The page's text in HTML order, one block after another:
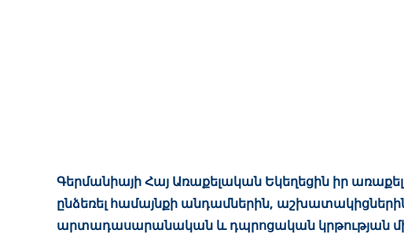
Գերմանիայի Հայ Առաքելական Եկեղեցին իր
ընձեռել համայնքի անդամներին,
արտադասարանական և դպրոցական կրթության